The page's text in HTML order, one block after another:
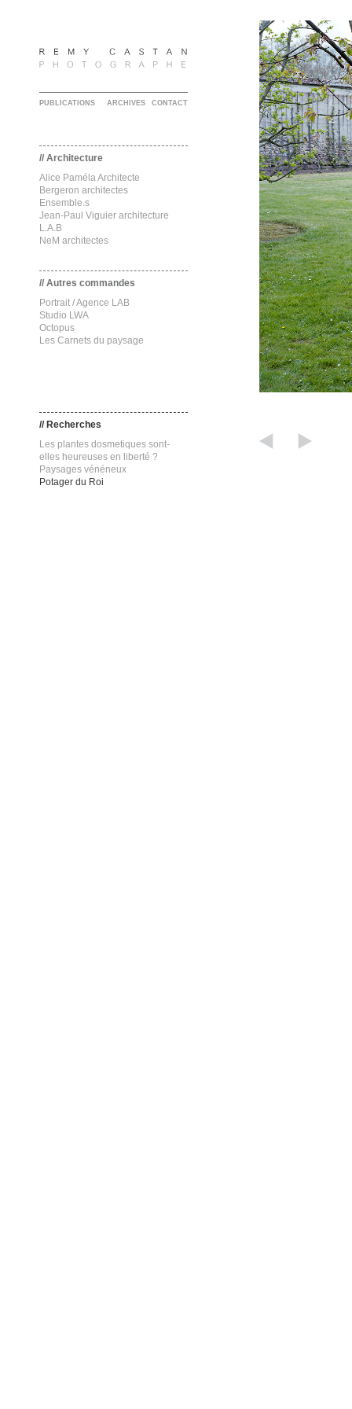
PUBLICATIONS ARCHIVES CONTACT
// Architecture
Alice Paméla Architecte
Bergeron architectes
Ensemble.s
Jean-Paul Viguier architecture
L.A.B
NeM architectes
// Autres commandes
Portrait / Agence LAB
Studio LWA
Octopus
Les Carnets du paysage
// Recherches
Les plantes dosmetiques sont-
elles heureuses en liberté ?
Paysages vénéneux
Potager du Roi